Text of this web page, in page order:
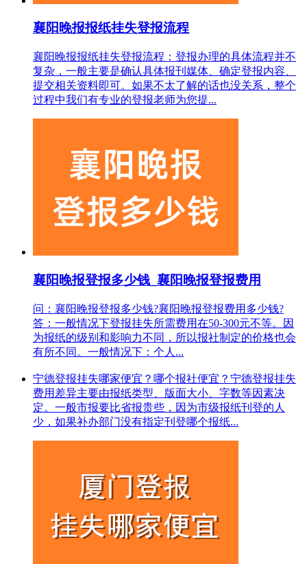
襄阳晚报报纸挂失登报流程
襄阳晚报报纸挂失登报流程：登报办理的具体流程并不
复杂，一般主要是确认具体报刊媒体、确定登报内容、
提交相关资料即可。如果不太了解的话也没关系，整个
过程中我们有专业的登报老师为您提...
襄阳晚报登报多少钱_襄阳晚报登报费用
问：襄阳晚报登报多少钱?襄阳晚报登报费用多少钱?
答：一般情况下登报挂失所需费用在50-300元不等。因
为报纸的级别和影响力不同，所以报社制定的价格也会
有所不同。一般情况下：个人...
宁德登报挂失哪家便宜？哪个报社便宜？宁德登报挂失
费用差异主要由报纸类型、版面大小、字数等因素决
定。一般市报要比省报贵些，因为市级报纸刊登的人
少，如果补办部门没有指定刊登哪个报纸...